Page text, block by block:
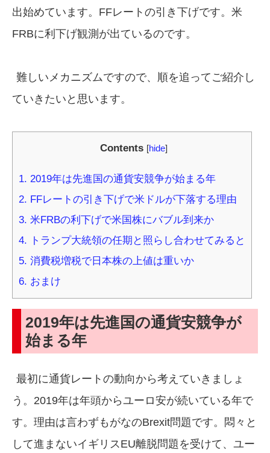
出始めています。FFレートの引き下げです。米
FRBに利下げ観測が出ているのです。
難しいメカニズムですので、順を追ってご紹介し
ていきたいと思います。
Contents [hide]
1. 2019年は先進国の通貨安競争が始まる年
2. FFレートの引き下げで米ドルが下落する理由
3. 米FRBの利下げで米国株にバブル到来か
4. トランプ大統領の任期と照らし合わせてみると
5. 消費税増税で日本株の上値は重いか
6. おまけ
2019年は先進国の通貨安競争が
始まる年
最初に通貨レートの動向から考えていきましょ
う。2019年は年頭からユーロ安が続いている年で
す。理由は言わずもがなのBrexit問題です。悶々と
して進まないイギリスEU離脱問題を受けて、ユー